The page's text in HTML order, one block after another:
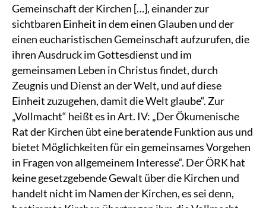
Gemeinschaft der Kirchen […], einander zur
sichtbaren Einheit in dem einen Glauben und der
einen eucharistischen Gemeinschaft aufzurufen, die
ihren Ausdruck im Gottesdienst und im
gemeinsamen Leben in Christus findet, durch
Zeugnis und Dienst an der Welt, und auf diese
Einheit zuzugehen, damit die Welt glaube“. Zur
„Vollmacht“ heißt es in Art. IV: „Der Ökumenische
Rat der Kirchen übt eine beratende Funktion aus und
bietet Möglichkeiten für ein gemeinsames Vorgehen
in Fragen von allgemeinem Interesse“. Der ÖRK hat
keine gesetzgebende Gewalt über die Kirchen und
handelt nicht im Namen der Kirchen, es sei denn,